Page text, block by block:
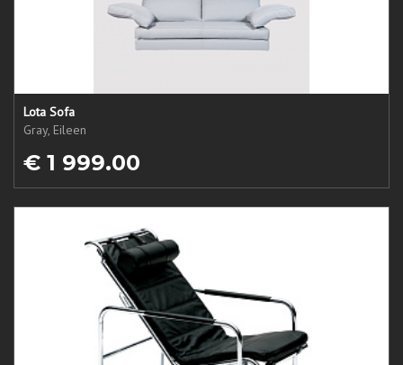
Lota Sofa
Gray, Eileen
€ 1 999.00